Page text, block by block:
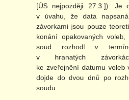
[ÚS nejpozději 27.3.]). Je
v úvahu, že data
závorkami jsou pouze
konání opakovaných
soud rozhodl v
v hranatých
ke zveřejnění datumu voleb
dojde do dvou dnů po
soudu.